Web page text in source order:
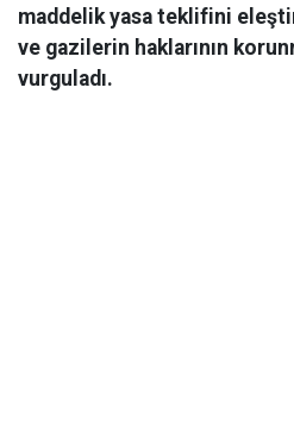
maddelik yasa teklifini
ve gazilerin haklarının
vurguladı.